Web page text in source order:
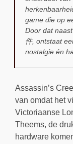
game die op
Door dat
件, ontstaat
nostalgie én
Assassin’s
van omdat het
Victoriaanse
Theems, de
hardware